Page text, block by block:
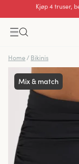
Home / Bikinis
Mix & match